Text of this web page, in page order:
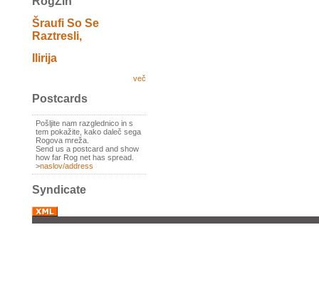
Šraufi So Se
Raztresli,
Ilirija
več
Postcards
Pošljite nam razglednico in s
tem pokažite, kako daleč sega
Rogova mreža.
Send us a postcard and show
how far Rog net has spread.
>naslov/address
Syndicate